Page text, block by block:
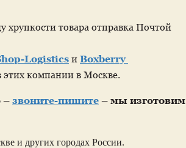
хрупкости товара отправка Почтой
Logistics и Boxberry
этих компании в Москве.
– звоните-пишите – мы изготовим
и других городах России.